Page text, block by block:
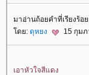
มาอ่านถ้อยคำที่เรียงร้อ
ดย: ดุหยง 15 กุม
เอาหัวใจสีแดง